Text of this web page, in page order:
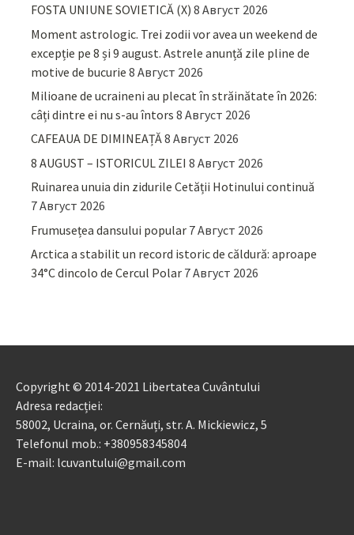
FOSTA UNIUNE SOVIETICĂ (X) 8 Август 2026
Moment astrologic. Trei zodii vor avea un weekend de
excepție pe 8 și 9 august. Astrele anunță zile pline de
motive de bucurie 8 Август 2026
Milioane de ucraineni au plecat în străinătate în 2026:
câți dintre ei nu s-au întors 8 Август 2026
CAFEAUA DE DIMINEAȚĂ8 Август 2026
8 AUGUST – ISTORICUL ZILEI 8 Август 2026
Ruinarea unuia din zidurile Cetății Hotinului continuă
7 Август 2026
Frumusețea dansului popular 7 Август 2026
Arctica a stabilit un record istoric de căldură: aproape
34°C dincolo de Cercul Polar 7 Август 2026
Copyright © 2014-2021 Libertatea Cuvântului
Adresa redacției:
58002, Ucraina, or. Cernăuți, str. A. Mickiewicz, 5
Telefonul mob.: +380958345804
E-mail: lcuvantului@gmail.com